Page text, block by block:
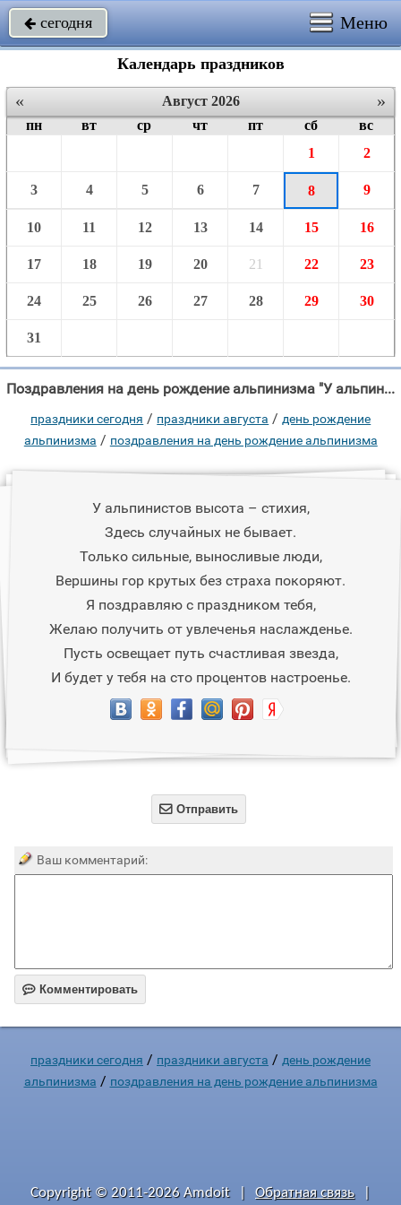
 сегодня Меню
Календарь праздников
« »
Август 2026
пн
вт ср чт пт сб
вс
1
2
3 4 5 6 7 8 9
10 11 12 13 14 15 16
17 18 19 20 21 22 23
24 25 26 27 28 29 30
31
Поздравления на день рождение альпинизма "У альпинистов высота – стихия, Здесь случайных не бывает."
праздники сегодня / праздники августа /день рождение
альпинизма / поздравления на день рождение альпинизма
У альпинистов высота – стихия,
Здесь случайных не бывает.
Только сильные, выносливые люди,
Вершины гор крутых без страха покоряют.
Я поздравляю с праздником тебя,
Желаю получить от увлеченья наслажденье.
Пусть освещает путь счастливая звезда,
И будет у тебя на сто процентов настроенье.
 Отправить
Ваш комментарий:
 Комментировать
праздники сегодня / праздники августа / день рождение
альпинизма / поздравления на день рождение альпинизма
Copyright © 2011-2026 Amdoit Обратная связь